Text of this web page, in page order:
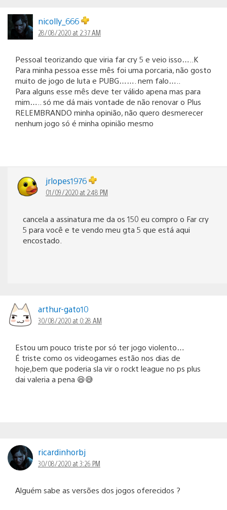
nicolly_666
28/08/2020 at 2:37 AM
Pessoal teorizando que viria far cry 5 e veio isso…..K
Para minha pessoa esse mês foi uma porcaria, não gosto
muito de jogo de luta e PUBG……. nem falo…..
Para alguns esse mês deve ter válido apena mas para
mim….. só me dá mais vontade de não renovar o Plus
RELEMBRANDO minha opinião, não quero desmerecer
nenhum jogo só é minha opinião mesmo
jrlopes1976
01/09/2020 at 2:48 PM
cancela a assinatura me da os 150 eu compro o Far cry
5 para você e te vendo meu gta 5 que está aqui
encostado.
arthur-gato10
30/08/2020 at 0:28 AM
Estou um pouco triste por só ter jogo violento…
É triste como os videogames estão nos dias de
hoje,bem que poderia sla vir o rockt league no ps plus
dai valeria a pena 😆😅
ricardinhorbj
30/08/2020 at 3:26 PM
Alguém sabe as versões dos jogos oferecidos ?